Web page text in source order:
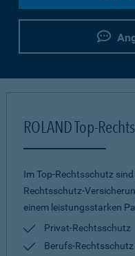
ROLAND Top-
Im Top-Rechtsschutz
Rechtsschutz-
einem leistungsstarken
Privat-Rechtsschutz
Berufs-Rechtsschutz